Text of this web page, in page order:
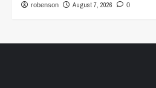
robenson August 7, 2026 0